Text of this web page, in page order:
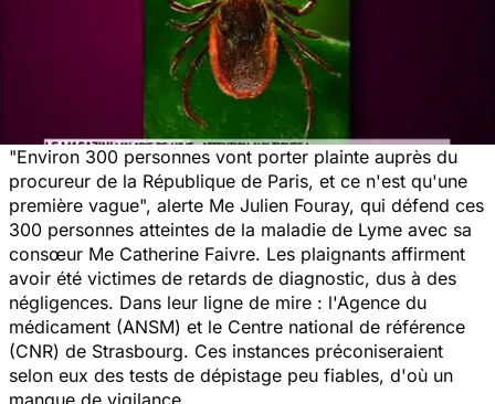
"Environ 300 personnes vont porter plainte auprès du
procureur de la République de Paris, et ce n'est qu'une
première vague", alerte Me Julien Fouray, qui défend ces
300 personnes atteintes de la maladie de Lyme avec sa
consœur Me Catherine Faivre. Les plaignants affirment
avoir été victimes de retards de diagnostic, dus à des
négligences. Dans leur ligne de mire : l'Agence du
médicament (ANSM) et le Centre national de référence
(CNR) de Strasbourg. Ces instances préconiseraient
selon eux des tests de dépistage peu fiables, d'où un
manque de vigilance.